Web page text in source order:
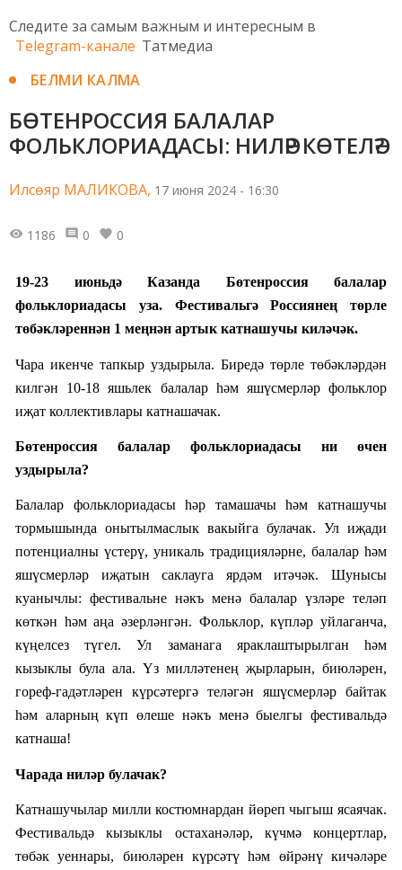
Следите за самым важным и интересным в
Telegram-канале Татмедиа
БЕЛМИ КАЛМА
БӨТЕНРОССИЯ БАЛАЛАР
ФОЛЬКЛОРИАДАСЫ: НИЛӘР КӨТЕЛӘ?
Илсөяр МАЛИКОВА, 17 июня 2024 - 16:30
1186 0 0
19-23 июньдә Казанда Бөтенроссия балалар
фольклориадасы уза. ФестивальгәРоссиянең төрле
төбәкләреннән 1 меңнән артык катнашучы киләчәк.
Чара икенче тапкыр уздырыла. Биредә төрле төбәкләрдән
килгән 10-18 яшьлек балалар һәм яшүсмерләр фольклор
иҗат коллективлары катнашачак.
Бөтенроссия балалар фольклориадасы ни өчен
уздырыла?
Балалар фольклориадасы һәр тамашачы һәм катнашучы
тормышында онытылмаслык вакыйга булачак. Ул иҗади
потенциалны үстерү, уникаль традицияләрне, балалар һәм
яшүсмерләр иҗатын саклауга ярдәм итәчәк. Шунысы
куанычлы: фестивальне нәкъ менә балалар үзләре теләп
көткән һәм аңа әзерләнгән. Фольклор, күпләр уйлаганча,
күңелсез түгел. Ул заманага яраклаштырылган һәм
кызыклы була ала. Үз милләтенең җырларын, биюләрен,
гореф-гадәтләрен күрсәтергә теләгән яшүсмерләр байтак
һәм аларның күп өлеше нәкъ менә быелгы фестивальдә
катнаша!
Чарада ниләр булачак?
Катнашучылар милли костюмнардан йөреп чыгыш ясаячак.
Фестивальдә кызыклы остаханәләр, күчмә концертлар,
төбәк уеннары, биюләрен күрсәтү һәм өйрәнү кичәләре